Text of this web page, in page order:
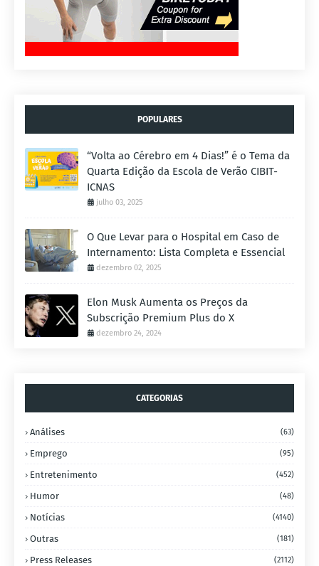
POPULARES
“Volta ao Cérebro em 4 Dias!” é o Tema da
Quarta Edição da Escola de Verão CIBIT-
ICNAS
julho 03, 2025
O Que Levar para o Hospital em Caso de
Internamento: Lista Completa e Essencial
dezembro 02, 2025
Elon Musk Aumenta os Preços da
Subscrição Premium Plus do X
dezembro 24, 2024
CATEGORIAS
Análises (63)
Emprego (95)
Entretenimento (452)
Humor (48)
Notícias (4140)
Outras (181)
Press Releases (2112)